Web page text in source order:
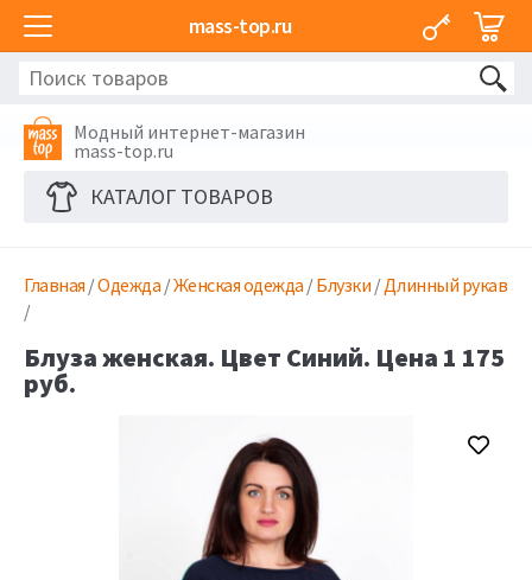
mass-top.ru
Модный интернет-магазин
mass-top.ru
КАТАЛОГ ТОВАРОВ
Главная /Одежда /Женская одежда /Блузки /Длинный рукав
/
Блуза женская. Цвет Синий. Цена 1 175
руб.